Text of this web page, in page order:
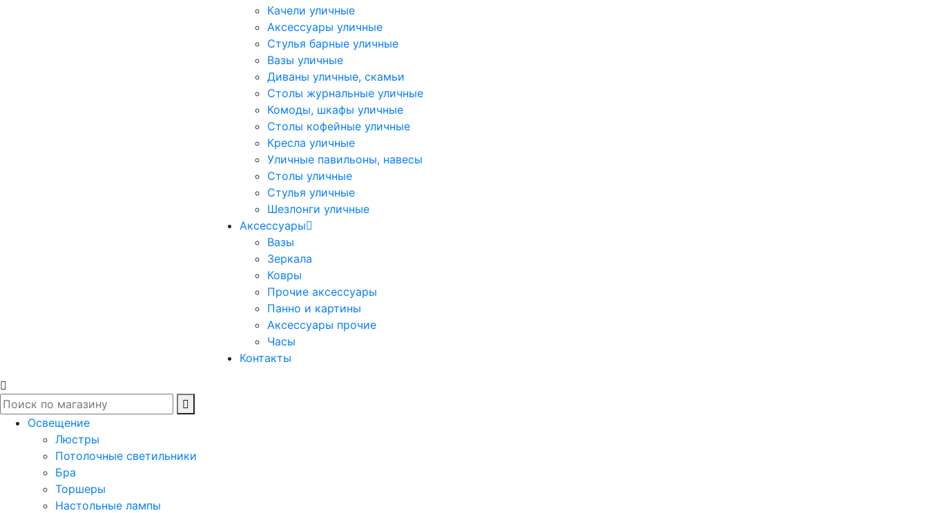
Качели уличные
Аксессуары уличные
Стулья барные уличные
Вазы уличные
Диваны уличные, скамьи
Столы журнальные уличные
Комоды, шкафы уличные
Столы кофейные уличные
Кресла уличные
Уличные павильоны, навесы
Столы уличные
Стулья уличные
Шезлонги уличные
Аксессуары
Вазы
Зеркала
Ковры
Прочие аксессуары
Панно и картины
Аксессуары прочие
Часы
Контакты
Освещение
Люстры
Потолочные светильники
Бра
Торшеры
Настольные лампы